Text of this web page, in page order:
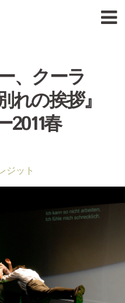
chelfitsch / toshiki okada
Ja
FOR
、クーラ
れの挨拶』
2011春
ジット